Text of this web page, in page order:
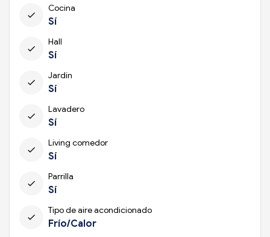
check
Cocina
Sí
check
Hall
Sí
check
Jardín
Sí
check
Lavadero
Sí
check
Living comedor
Sí
check
Parrilla
Sí
check
Tipo de aire acondicionado
Frío/Calor